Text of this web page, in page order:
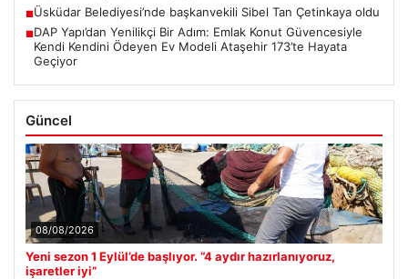
■Üsküdar Belediyesi’nde başkanvekili Sibel Tan Çetinkaya oldu
■DAP Yapı’dan Yenilikçi Bir Adım: Emlak Konut Güvencesiyle
Kendi Kendini Ödeyen Ev Modeli Ataşehir 173’te Hayata
Geçiyor
Güncel
08/08/2026
Yeni sezon 1 Eylül’de başlıyor. “4 aydır hazırlanıyoruz,
işaretler iyi”